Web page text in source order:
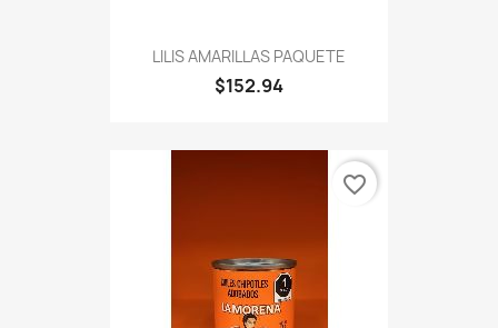
LILIS AMARILLAS PAQUETE
$152.94
favorite_border